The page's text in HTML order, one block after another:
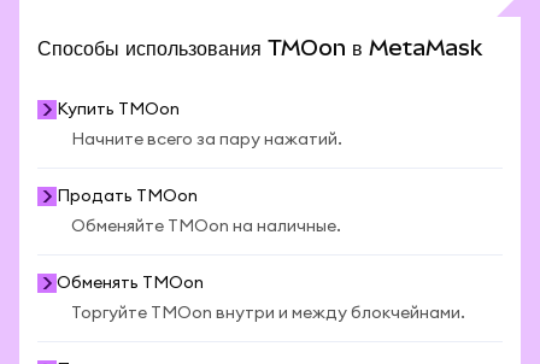
Способы использования TMOon в MetaMask
Купить TMOon
Начните всего за пару нажатий.
Продать TMOon
Обменяйте TMOon на наличные.
Обменять TMOon
Торгуйте TMOon внутри и между блокчейнами.